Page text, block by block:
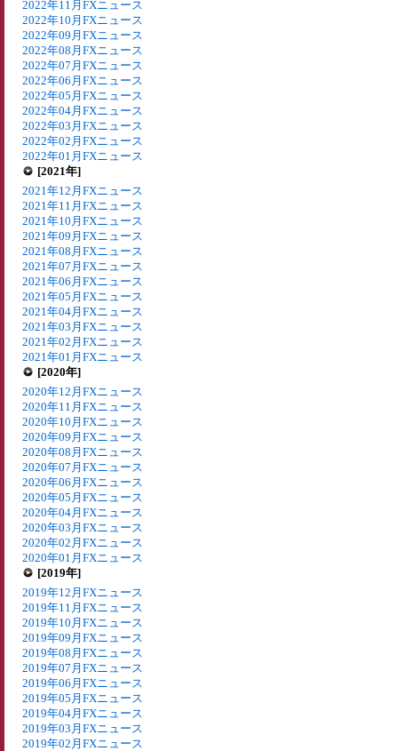
2022年11月FXニュース
2022年10月FXニュース
2022年09月FXニュース
2022年08月FXニュース
2022年07月FXニュース
2022年06月FXニュース
2022年05月FXニュース
2022年04月FXニュース
2022年03月FXニュース
2022年02月FXニュース
2022年01月FXニュース
[2021年]
2021年12月FXニュース
2021年11月FXニュース
2021年10月FXニュース
2021年09月FXニュース
2021年08月FXニュース
2021年07月FXニュース
2021年06月FXニュース
2021年05月FXニュース
2021年04月FXニュース
2021年03月FXニュース
2021年02月FXニュース
2021年01月FXニュース
[2020年]
2020年12月FXニュース
2020年11月FXニュース
2020年10月FXニュース
2020年09月FXニュース
2020年08月FXニュース
2020年07月FXニュース
2020年06月FXニュース
2020年05月FXニュース
2020年04月FXニュース
2020年03月FXニュース
2020年02月FXニュース
2020年01月FXニュース
[2019年]
2019年12月FXニュース
2019年11月FXニュース
2019年10月FXニュース
2019年09月FXニュース
2019年08月FXニュース
2019年07月FXニュース
2019年06月FXニュース
2019年05月FXニュース
2019年04月FXニュース
2019年03月FXニュース
2019年02月FXニュース